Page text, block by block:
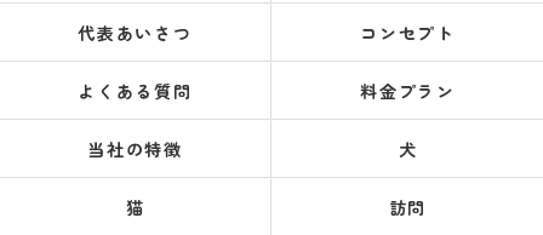
代表あいさつ コンセプト
よくある質問 料金プラン
当社の特徴 犬
猫 訪問